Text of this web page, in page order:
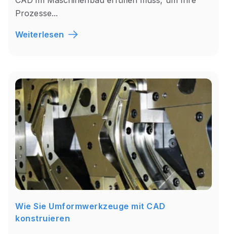
Prozesse...
Weiterlesen
Wie Sie Umformwerkzeuge mit CAD
konstruieren